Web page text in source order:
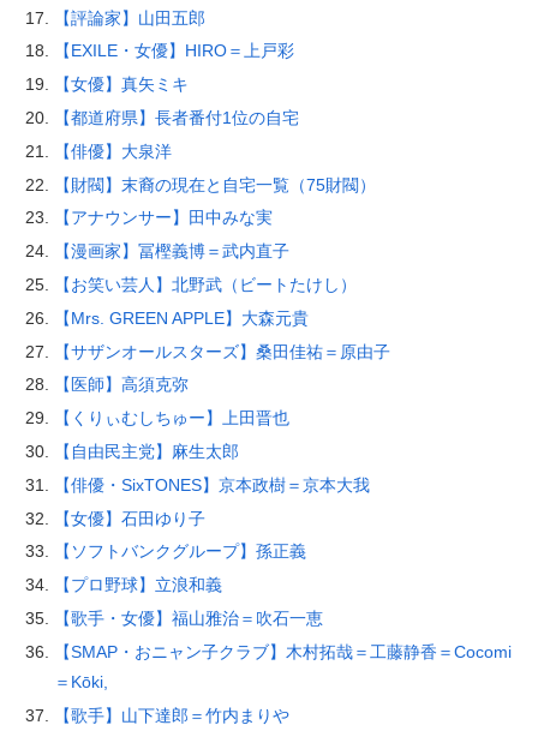
【評論家】山田五郎
【EXILE・女優】HIRO＝上戸彩
【女優】真矢ミキ
【都道府県】長者番付1位の自宅
【俳優】大泉洋
【財閥】末裔の現在と自宅一覧（75財閥）
【アナウンサー】田中みな実
【漫画家】冨樫義博＝武内直子
【お笑い芸人】北野武（ビートたけし）
【Mrs. GREEN APPLE】大森元貴
【サザンオールスターズ】桑田佳祐＝原由子
【医師】高須克弥
【くりぃむしちゅー】上田晋也
【自由民主党】麻生太郎
【俳優・SixTONES】京本政樹＝京本大我
【女優】石田ゆり子
【ソフトバンクグループ】孫正義
【プロ野球】立浪和義
【歌手・女優】福山雅治＝吹石一恵
【SMAP・おニャン子クラブ】木村拓哉＝工藤静香＝Cocomi
＝Kōki,
【歌手】山下達郎＝竹内まりや